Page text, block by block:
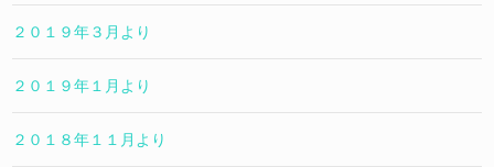
２０１９年３月より
２０１９年１月より
２０１８年１１月より